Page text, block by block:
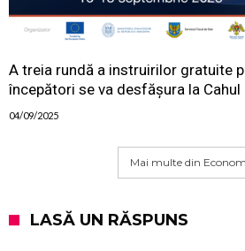
A treia rundă a instruirilor gratuite
începători se va desfășura la Cahul
04/09/2025
Mai multe din
LASĂ UN RĂSPUNS